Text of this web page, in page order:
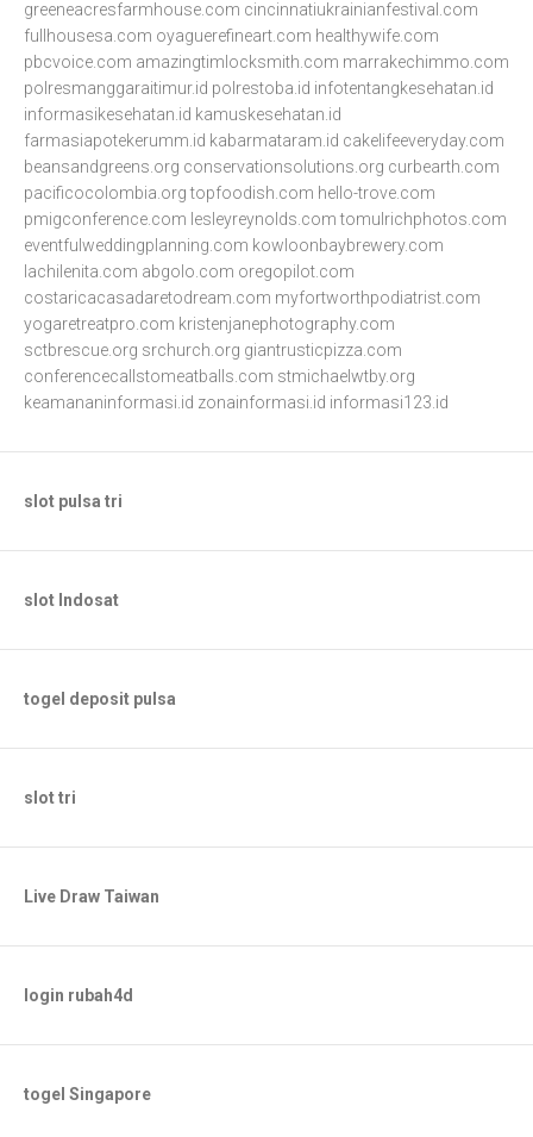
greeneacresfarmhouse.com cincinnatiukrainianfestival.com
fullhousesa.com oyaguerefineart.com healthywife.com
pbcvoice.com amazingtimlocksmith.com marrakechimmo.com
polresmanggaraitimur.id polrestoba.id infotentangkesehatan.id
informasikesehatan.id kamuskesehatan.id
farmasiapotekerumm.id kabarmataram.id cakelifeeveryday.com
beansandgreens.org conservationsolutions.org curbearth.com
pacificocolombia.org topfoodish.com hello-trove.com
pmigconference.com lesleyreynolds.com tomulrichphotos.com
eventfulweddingplanning.com kowloonbaybrewery.com
lachilenita.com abgolo.com oregopilot.com
costaricacasadaretodream.com myfortworthpodiatrist.com
yogaretreatpro.com kristenjanephotography.com
sctbrescue.org srchurch.org giantrusticpizza.com
conferencecallstomeatballs.com stmichaelwtby.org
keamananinformasi.id zonainformasi.id informasi123.id
slot pulsa tri
slot Indosat
togel deposit pulsa
slot tri
Live Draw Taiwan
login rubah4d
togel Singapore